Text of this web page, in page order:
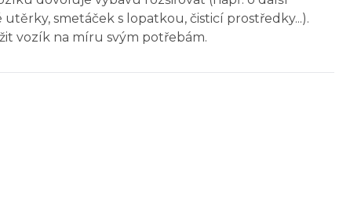
smetáček s lopatkou, čisticí prostředky...).
vozík na míru svým potřebám.